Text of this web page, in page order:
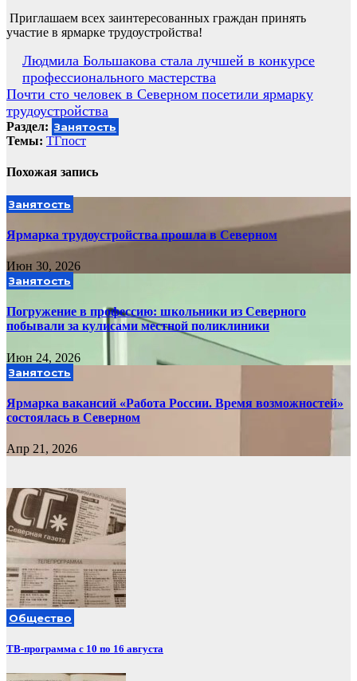
Приглашаем всех заинтересованных граждан принять
участие в ярмарке трудоустройства!
Навигация
по
записям
Людмила Большакова стала лучшей в конкурсе
профессионального мастерства
Почти сто человек в Северном посетили ярмарку
трудоустройства
Раздел: Занятость
Темы: ТГпост
Похожая запись
Занятость
Ярмарка трудоустройства прошла в Северном
Июн 30, 2026
Занятость
Погружение в профессию: школьники из Северного
побывали за кулисами местной поликлиники
Июн 24, 2026
Занятость
Ярмарка вакансий «Работа России. Время возможностей»
состоялась в Северном
Апр 21, 2026
Общество
ТВ-программа с 10 по 16 августа